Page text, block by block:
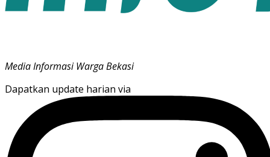
Media Informasi Warga Bekasi
Dapatkan update harian via